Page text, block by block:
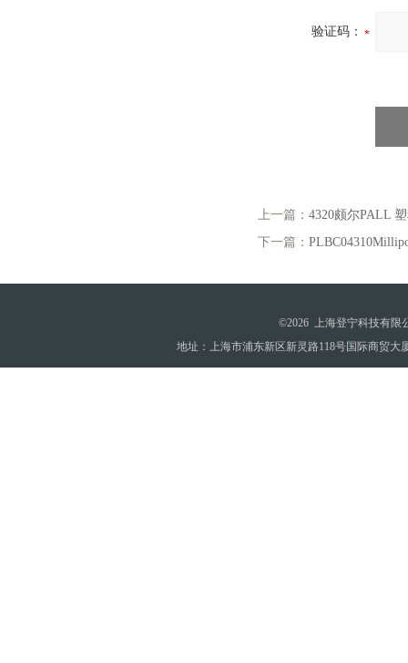
验证码：
上一篇： 4320颇尔PALL
下一篇：
©2026 上海登宁科技有限
地址：上海市浦东新区新灵路118号国际商贸大